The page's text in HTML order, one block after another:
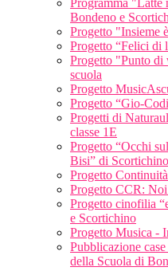
Programma "Latte
Bondeno e
Progetto "Insieme
Progetto “Felici di
Progetto "Punto di
scuola
Progetto
Progetto “Gio-
Progetti di
classe 1E
Progetto “Occhi
Bisi” di Scortichino
Progetto
Progetto CCR:
Progetto cinofilia
e Scortichino
Progetto Musica -
Pubblicazione
della Scuola di